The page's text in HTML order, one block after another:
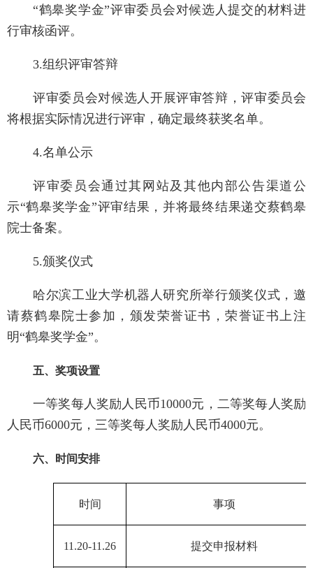
“鹤皋奖学金”评审委员会对候选人提交的材料进
行审核函评。
3.组织评审答辩
评审委员会对候选人开展评审答辩，评审委员会
将根据实际情况进行评审 ，确定最终获奖名单。
4.名单公示
评审委员会通过其网站及其他内部公告渠道公
示“鹤皋奖学金”评审结果，并将最终结果递交蔡鹤皋
院士备案。
5.颁奖仪式
哈尔滨工业大学机器人研究所举行颁奖仪式，邀
请蔡鹤皋院士参加，颁发荣誉证书，荣誉证书上注
明 “鹤皋奖学金”。
五、奖项设置
一等奖每人奖励人民币10000元，二等奖每人奖励
人民币6000元，三等奖每人奖励人民币4000元。
六、时间安排
时间 事项
11.20-11.26 提交申报材料